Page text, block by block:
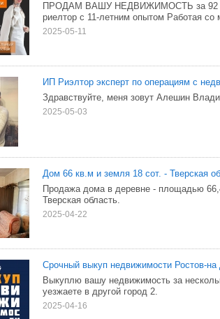
ПРОДАМ ВАШУ НЕДВИЖИМОСТЬ за 92
риелтор с 11-летним опытом Работая со
2025-05-11
ИП Риэлтор эксперт по операциям с
Здравствуйте, меня зовут Алешин
2025-05-03
Дом 66 кв.м и земля 18 сот. - Тверская
Продажа дома в деревне - площадью
Тверская область.
2025-04-22
Срочный выкуп недвижимости Ростов-на
Выкуплю вашу недвижимость за
уезжаете в другой город 2.
2025-04-16